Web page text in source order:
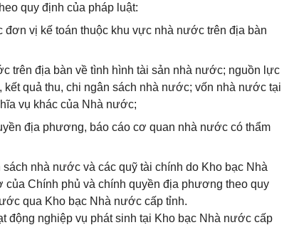
quy định của pháp luật:
đơn vị kế toán thuộc khu vực nhà nước trên địa bàn
trên địa bàn về tình hình tài sản nhà nước; nguồn lực
quả thu, chi ngân sách nhà nước; vốn nhà nước tại
vụ khác của Nhà nước;
địa phương, báo cáo cơ quan nhà nước có thẩm
nhà nước và các quỹ tài chính do Kho bạc Nhà
Chính phủ và chính quyền địa phương theo quy
qua Kho bạc Nhà nước cấp tỉnh.
động nghiệp vụ phát sinh tại Kho bạc Nhà nước cấp